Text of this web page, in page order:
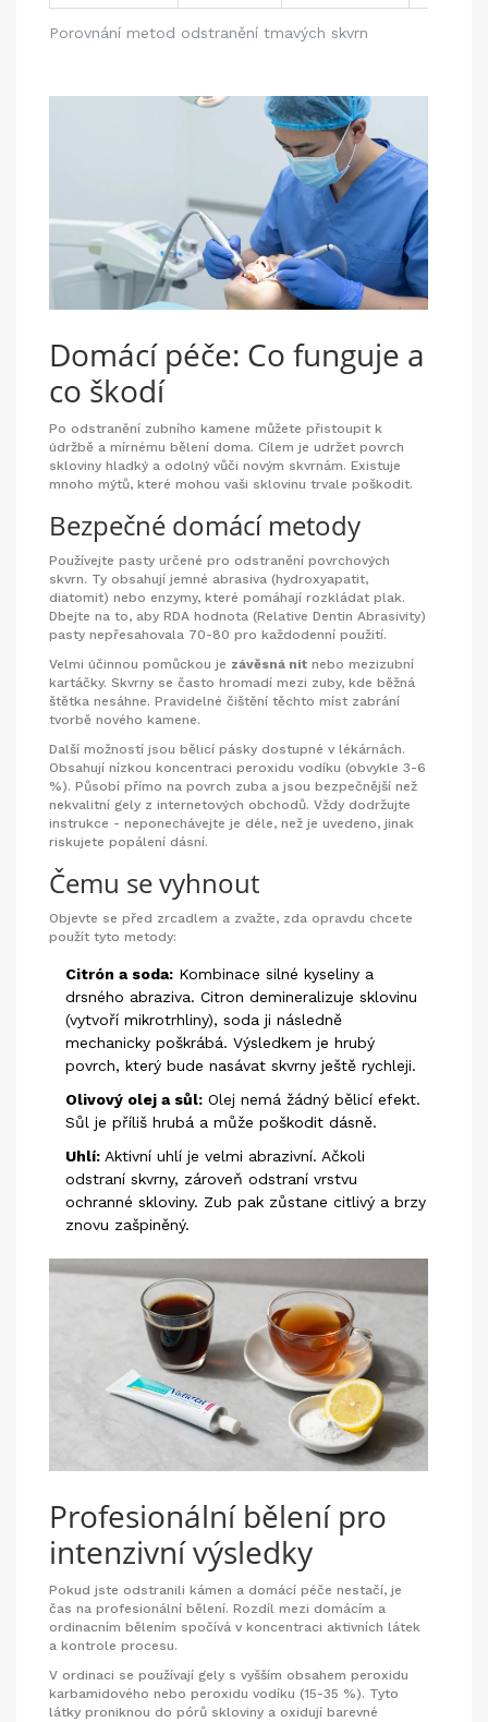
Porovnání metod odstranění tmavých skvrn
Domácí péče: Co funguje a
co škodí
Po odstranění zubního kamene můžete přistoupit k
údržbě a mírnému bělení doma. Cílem je udržet povrch
skloviny hladký a odolný vůči novým skvrnám. Existuje
mnoho mýtů, které mohou vaši sklovinu trvale poškodit.
Bezpečné domácí metody
Používejte pasty určené pro odstranění povrchových
skvrn. Ty obsahují jemné abrasiva (hydroxyapatit,
diatomit) nebo enzymy, které pomáhají rozkládat plak.
Dbejte na to, aby RDA hodnota (Relative Dentin Abrasivity)
pasty nepřesahovala 70-80 pro každodenní použití.
Velmi účinnou pomůckou je závěsná nit nebo mezizubní
kartáčky. Skvrny se často hromadí mezi zuby, kde běžná
štětka nesáhne. Pravidelné čištění těchto míst zabrání
tvorbě nového kamene.
Další možností jsou bělicí pásky dostupné v lékárnách.
Obsahují nízkou koncentraci peroxidu vodíku (obvykle 3-6
%). Působí přímo na povrch zuba a jsou bezpečnější než
nekvalitní gely z internetových obchodů. Vždy dodržujte
instrukce - neponechávejte je déle, než je uvedeno, jinak
riskujete popálení dásní.
Čemu se vyhnout
Objevte se před zrcadlem a zvažte, zda opravdu chcete
použít tyto metody:
Citrón a soda: Kombinace silné kyseliny a
drsného abraziva. Citron demineralizuje sklovinu
(vytvoří mikrotrhliny), soda ji následně
mechanicky poškrábá. Výsledkem je hrubý
povrch, který bude nasávat skvrny ještě rychleji.
Olivový olej a sůl: Olej nemá žádný bělicí efekt.
Sůl je příliš hrubá a může poškodit dásně.
Uhlí: Aktivní uhlí je velmi abrazivní. Ačkoli
odstraní skvrny, zároveň odstraní vrstvu
ochranné skloviny. Zub pak zůstane citlivý a brzy
znovu zašpiněný.
Profesionální bělení pro
intenzivní výsledky
Pokud jste odstranili kámen a domácí péče nestačí, je
čas na profesionální bělení. Rozdíl mezi domácím a
ordinacním bělením spočívá v koncentraci aktivních látek
a kontrole procesu.
V ordinaci se používají gely s vyšším obsahem peroxidu
karbamidového nebo peroxidu vodíku (15-35 %). Tyto
látky proniknou do pórů skloviny a oxidují barevné